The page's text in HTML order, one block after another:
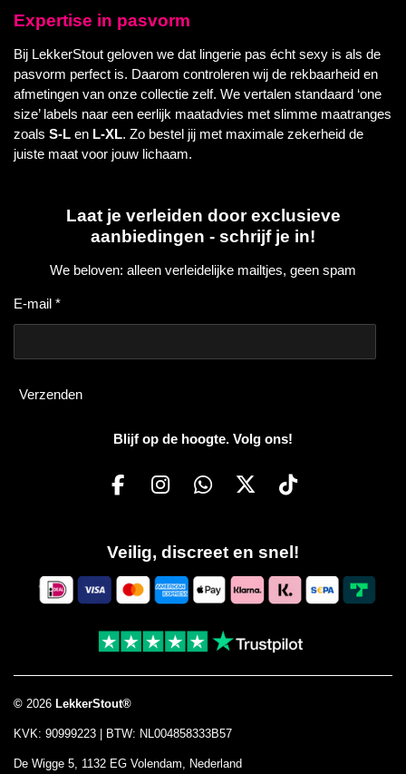
Expertise in pasvorm
Bij LekkerStout geloven we dat lingerie pas écht sexy is als de
pasvorm perfect is. Daarom controleren wij de rekbaarheid en
afmetingen van onze collectie zelf. We vertalen standaard ‘one
size’ labels naar een eerlijk maatadvies met slimme maatranges
zoals S-L en L-XL. Zo bestel jij met maximale zekerheid de
juiste maat voor jouw lichaam.
Laat je verleiden door exclusieve
aanbiedingen - schrijf je in!
We beloven: alleen verleidelijke mailtjes, geen spam
E-mail *
Verzenden
Blijf op de hoogte. Volg ons!
F
e
b
o
k
I
t
a
g
a
m
W
t
s
A
p
X
T
T
o
k
Veilig, discreet en snel!
© 2026 LekkerStout®
KVK: 90999223 | BTW: NL004858333B57
De Wigge 5, 1132 EG Volendam, Nederland